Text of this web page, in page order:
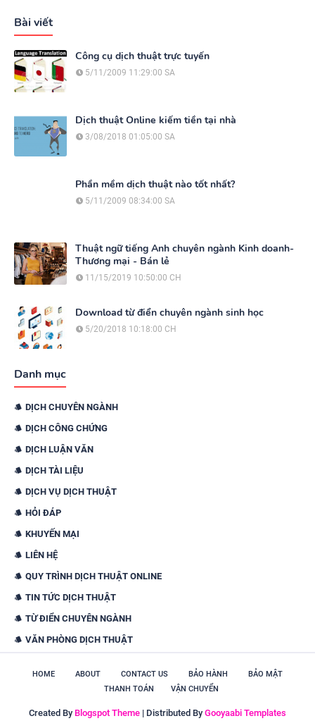
Bài viết
Công cụ dịch thuật trực tuyến
5/11/2009 11:29:00 SA
Dịch thuật Online kiếm tiền tại nhà
3/08/2018 01:05:00 SA
Phần mềm dịch thuật nào tốt nhất?
5/11/2009 08:34:00 SA
Thuật ngữ tiếng Anh chuyên ngành Kinh doanh-
Thương mại - Bán lẻ
11/15/2019 10:50:00 CH
Download từ điển chuyên ngành sinh học
5/20/2018 10:18:00 CH
Danh mục
DỊCH CHUYÊN NGÀNH
DỊCH CÔNG CHỨNG
DỊCH LUẬN VĂN
DỊCH TÀI LIỆU
DỊCH VỤ DỊCH THUẬT
HỎI ĐÁP
KHUYẾN MẠI
LIÊN HỆ
QUY TRÌNH DỊCH THUẬT ONLINE
TIN TỨC DỊCH THUẬT
TỪ ĐIỂN CHUYÊN NGÀNH
VĂN PHÒNG DỊCH THUẬT
HOME ABOUT CONTACT US BẢO HÀNH
BẢO MẬT
THANH TOÁN
VẬN CHUYỂN
Created By Blogspot Theme | Distributed By Gooyaabi Templates